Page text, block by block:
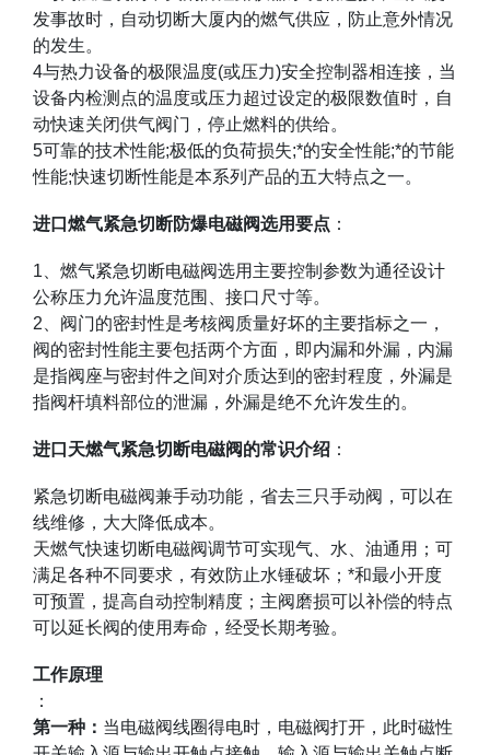
发事故时，自动切断大厦内的燃气供应，防止意外情况
的发生。
4与热力设备的极限温度(或压力)安全控制器相连接，当
设备内检测点的温度或压力超过设定的极限数值时，自
动快速关闭供气阀门，停止燃料的供给。
5可靠的技术性能;极低的负荷损失;*的安全性能;*的节能
性能;快速切断性能是本系列产品的五大特点之一。
进口燃气紧急切断防爆电磁阀选用要点 ：
1 、燃气紧急切断电磁阀选用主要控制参数为通径设计
公称压力允许温度范围、接口尺寸等。
2 、阀门的密封性是考核阀质量好坏的主要指标之一，
阀的密封性能主要包括两个方面，即内漏和外漏，内漏
是指阀座与密封件之间对介质达到的密封程度，外漏是
指阀杆填料部位的泄漏，外漏是绝不允许发生的。
进口天燃气紧急切断电磁阀的常识介绍 ：
紧急切断电磁阀兼手动功能，省去三只手动阀，可以在
线维修，大大降低成本。
天燃气快速切断电磁阀调节可实现气、水、油通用；可
满足各种不同要求，有效防止水锤破坏； *和最小开度
可预置，提高自动控制精度；主阀磨损可以补偿的特点
可以延长阀的使用寿命，经受长期考验。
工作原理
：
第一种： 当电磁阀线圈得电时，电磁阀打开，此时磁性